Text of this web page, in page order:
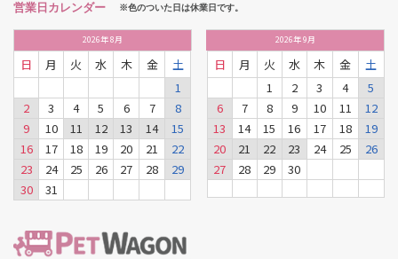
営業日カレンダー ※色のついた日は休業日です。
2026年8月
日 月 火 水 木 金
土
1
2
3 4 5 6 7
8
9
10 11 12 13 14
15
16
17 18 19 20 21
22
23
24 25 26 27 28
29
30
31
2026年9月
日 月 火 水 木 金
土
1
2 3 4
5
6
7 8 9 10 11
12
13
14 15 16 17 18
19
20
21 22 23 24 25
26
27
28 29 30